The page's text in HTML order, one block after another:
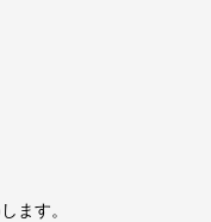
ます。